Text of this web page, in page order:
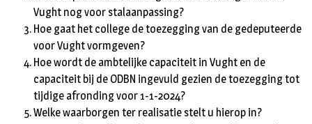
Vught nog voor stalaanpassing?
Hoe gaat het college de toezegging van de gedeputeerde
voor Vught vormgeven?
Hoe wordt de ambtelijke capaciteit in Vught en de
capaciteit bij de ODBN ingevuld gezien de toezegging tot
tijdige afronding voor 1-1-2024?
Welke waarborgen ter realisatie stelt u hierop in?